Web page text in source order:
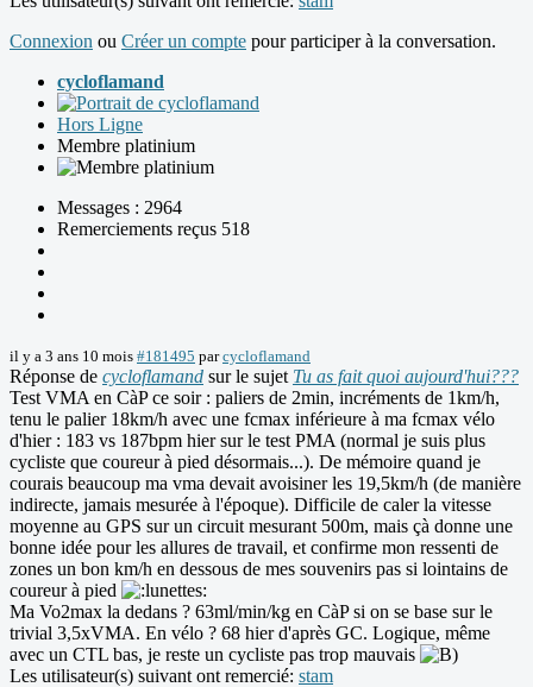
Connexion ou Créer un compte pour participer à la conversation.
cycloflamand
Hors Ligne
Membre platinium
Messages : 2964
Remerciements reçus 518
il y a 3 ans 10 mois #181495 parcycloflamand
Réponse de cycloflamand sur le sujet Tu as fait quoi aujourd'hui???
Test VMA en CàP ce soir : paliers de 2min, incréments de 1km/h,
tenu le palier 18km/h avec une fcmax inférieure à ma fcmax vélo
d'hier : 183 vs 187bpm hier sur le test PMA (normal je suis plus
cycliste que coureur à pied désormais...). De mémoire quand je
courais beaucoup ma vma devait avoisiner les 19,5km/h (de manière
indirecte, jamais mesurée à l'époque). Difficile de caler la vitesse
moyenne au GPS sur un circuit mesurant 500m, mais çà donne une
bonne idée pour les allures de travail, et confirme mon ressenti de
zones un bon km/h en dessous de mes souvenirs pas si lointains de
coureur à pied
Ma Vo2max la dedans ? 63ml/min/kg en CàP si on se base sur le
trivial 3,5xVMA. En vélo ? 68 hier d'après GC. Logique, même
avec un CTL bas, je reste un cycliste pas trop mauvais
Les utilisateur(s) suivant ont remercié: stam